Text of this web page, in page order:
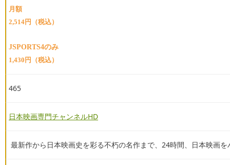
月額
2,514円（税込）
JSPORTS4のみ
1,430円（税込）
465
日本映画専門チャンネルHD
最新作から日本映画史を彩る不朽の名作まで、24時間、日本映画